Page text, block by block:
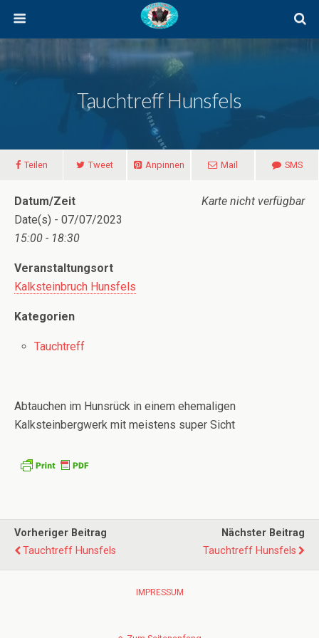
Tauchtreff Hunsfels
Teilen Tweet Anpinnen Mail SMS
Karte nicht verfügbar
Datum/Zeit
Date(s) - 07/07/2023
15:00 - 18:30
Veranstaltungsort
Kalksteinbruch Hunsfels
Kategorien
Tauchtreff
Abtauchen im Hunsrück in einem ehemaligen
Kalksteinbergwerk mit meistens super Sicht
Vorheriger Beitrag
Tauchtreff Hunsfels
Nächster Beitrag
Tauchtreff Hunsfels
IMPRESSUM